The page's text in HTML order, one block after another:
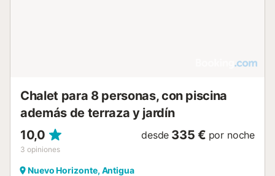
Chalet para 8 personas, con piscina
además de terraza y jardín
10,0
3 opiniones
desde 335 € por noche
Nuevo Horizonte, Antigua